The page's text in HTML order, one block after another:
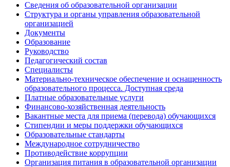
Сведения об образовательной организации
Структура и органы управления образовательной
организацией
Документы
Образование
Руководство
Педагогический состав
Специалисты
Материально-техническое обеспечение и оснащенность
образовательного процесса. Доступная среда
Платные образовательные услуги
Финансово-хозяйственная деятельность
Вакантные места для приема (перевода) обучающихся
Стипендии и меры поддержки обучающихся
Образовательные стандарты
Международное сотрудничество
Противодействие коррупции
Организация питания в образовательной организации